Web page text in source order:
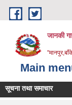
Skip to main content
जानकी
Main
सूचना तथा समाचार